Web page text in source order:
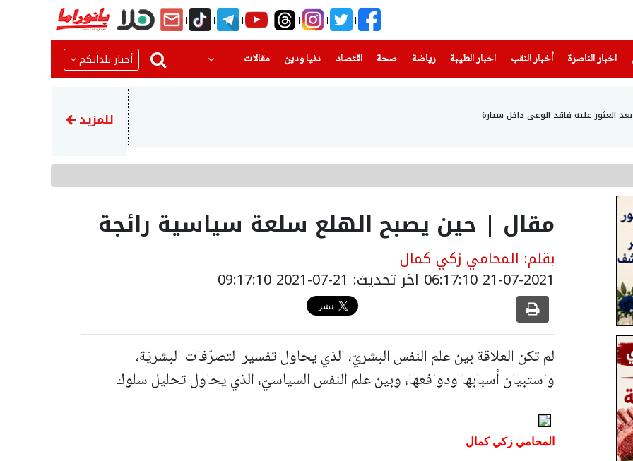
اخبار الناصرة
(current) أخبار النقب اخبار الطيبة(current) رياضة
(current) صحة(current) اقتصاد دنيا ودين
(current) مقالات أخبار بلداتكم
اعتقال 4 مشتبهين بينهم أم وابنها بجريمة قتل وفاء بدران في البعنة
للمزيد
مقال | حين يصبح الهلع سلعة سياسية رائجة
بقلم: المحامي زكي كمال
21-07-2021 06:17:10 اخر تحديث: 21-07-2021 09:17:10
لم تكن العلاقة بين علم النفس البشريّ، الذي يحاول تفسير التصرّفات البشريّة،
واستبيان أسبابها ودوافعها، وبين علم النفس السياسيّ، الذي يحاول تحليل سلوك
المحامي زكي كمال